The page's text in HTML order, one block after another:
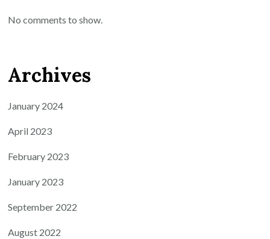
No comments to show.
Archives
January 2024
April 2023
February 2023
January 2023
September 2022
August 2022